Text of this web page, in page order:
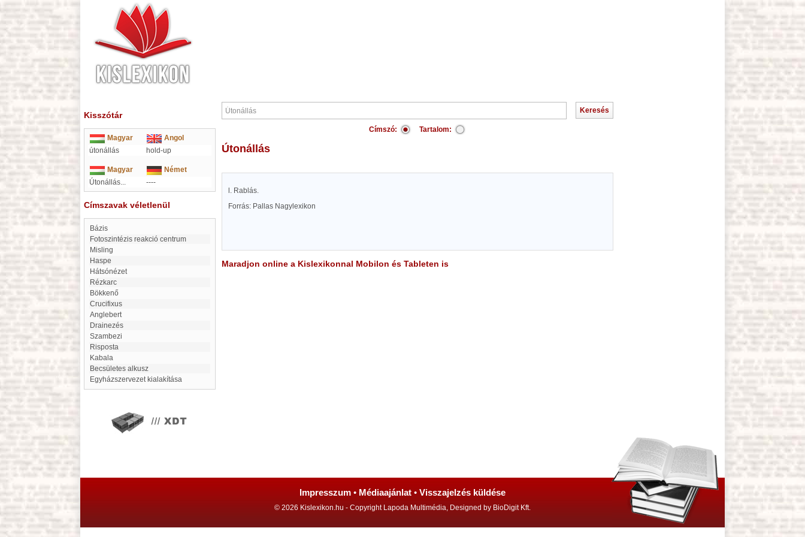
Kisszótár
Magyar
Angol
útonállás
hold-up
Magyar
Német
Útonállás...
----
Címszavak véletlenül
bázis
Fotoszintézis reakció centrum
misling
Haspe
Hátsónézet
Rézkarc
Bökkenő
Crucifixus
Anglebert
Drainezés
Szambezi
Risposta
kabala
Becsületes alkusz
Egyházszervezet kialakítása
Címszó: Tartalom:
Útonállás
l. Rablás.
Forrás: Pallas Nagylexikon
Maradjon online a Kislexikonnal Mobilon és Tableten is
Impresszum • Médiaajánlat • Visszajelzés küldése
© 2026 Kislexikon.hu - Copyright Lapoda Multimédia, Designed by BioDigit Kft.